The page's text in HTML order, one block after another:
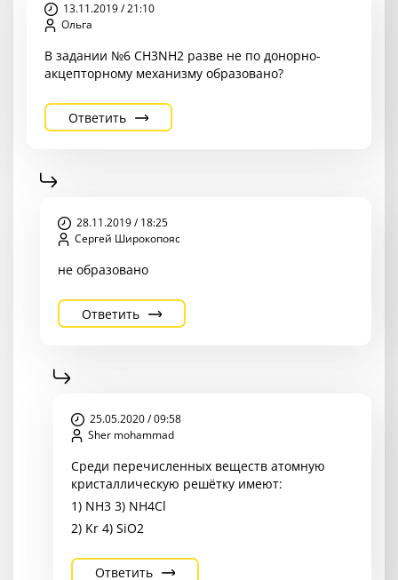
13.11.2019 / 21:10
Ольга
В задании №6 СН3NH2 разве не по донорно-
акцепторному механизму образовано?
Ответить
28.11.2019 / 18:25
Сергей Широкопояс
не образовано
Ответить
25.05.2020 / 09:58
Sher mohammad
Среди перечисленных веществ атомную
кристаллическую решётку имеют:
1) NH3 3) NH4Cl
2) Kr 4) SiO2
Ответить